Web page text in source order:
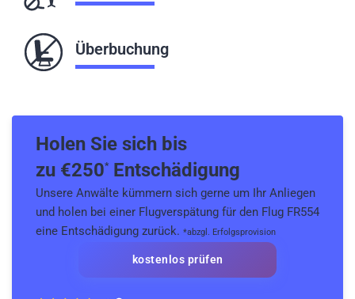
Überbuchung
Holen Sie sich bis
zu €250*Entschädigung
Unsere Anwälte kümmern sich gerne um Ihr Anliegen
und holen bei einer Flugverspätung für den Flug FR554
eine Entschädigung zurück. *abzgl. Erfolgsprovision
kostenlos prüfen